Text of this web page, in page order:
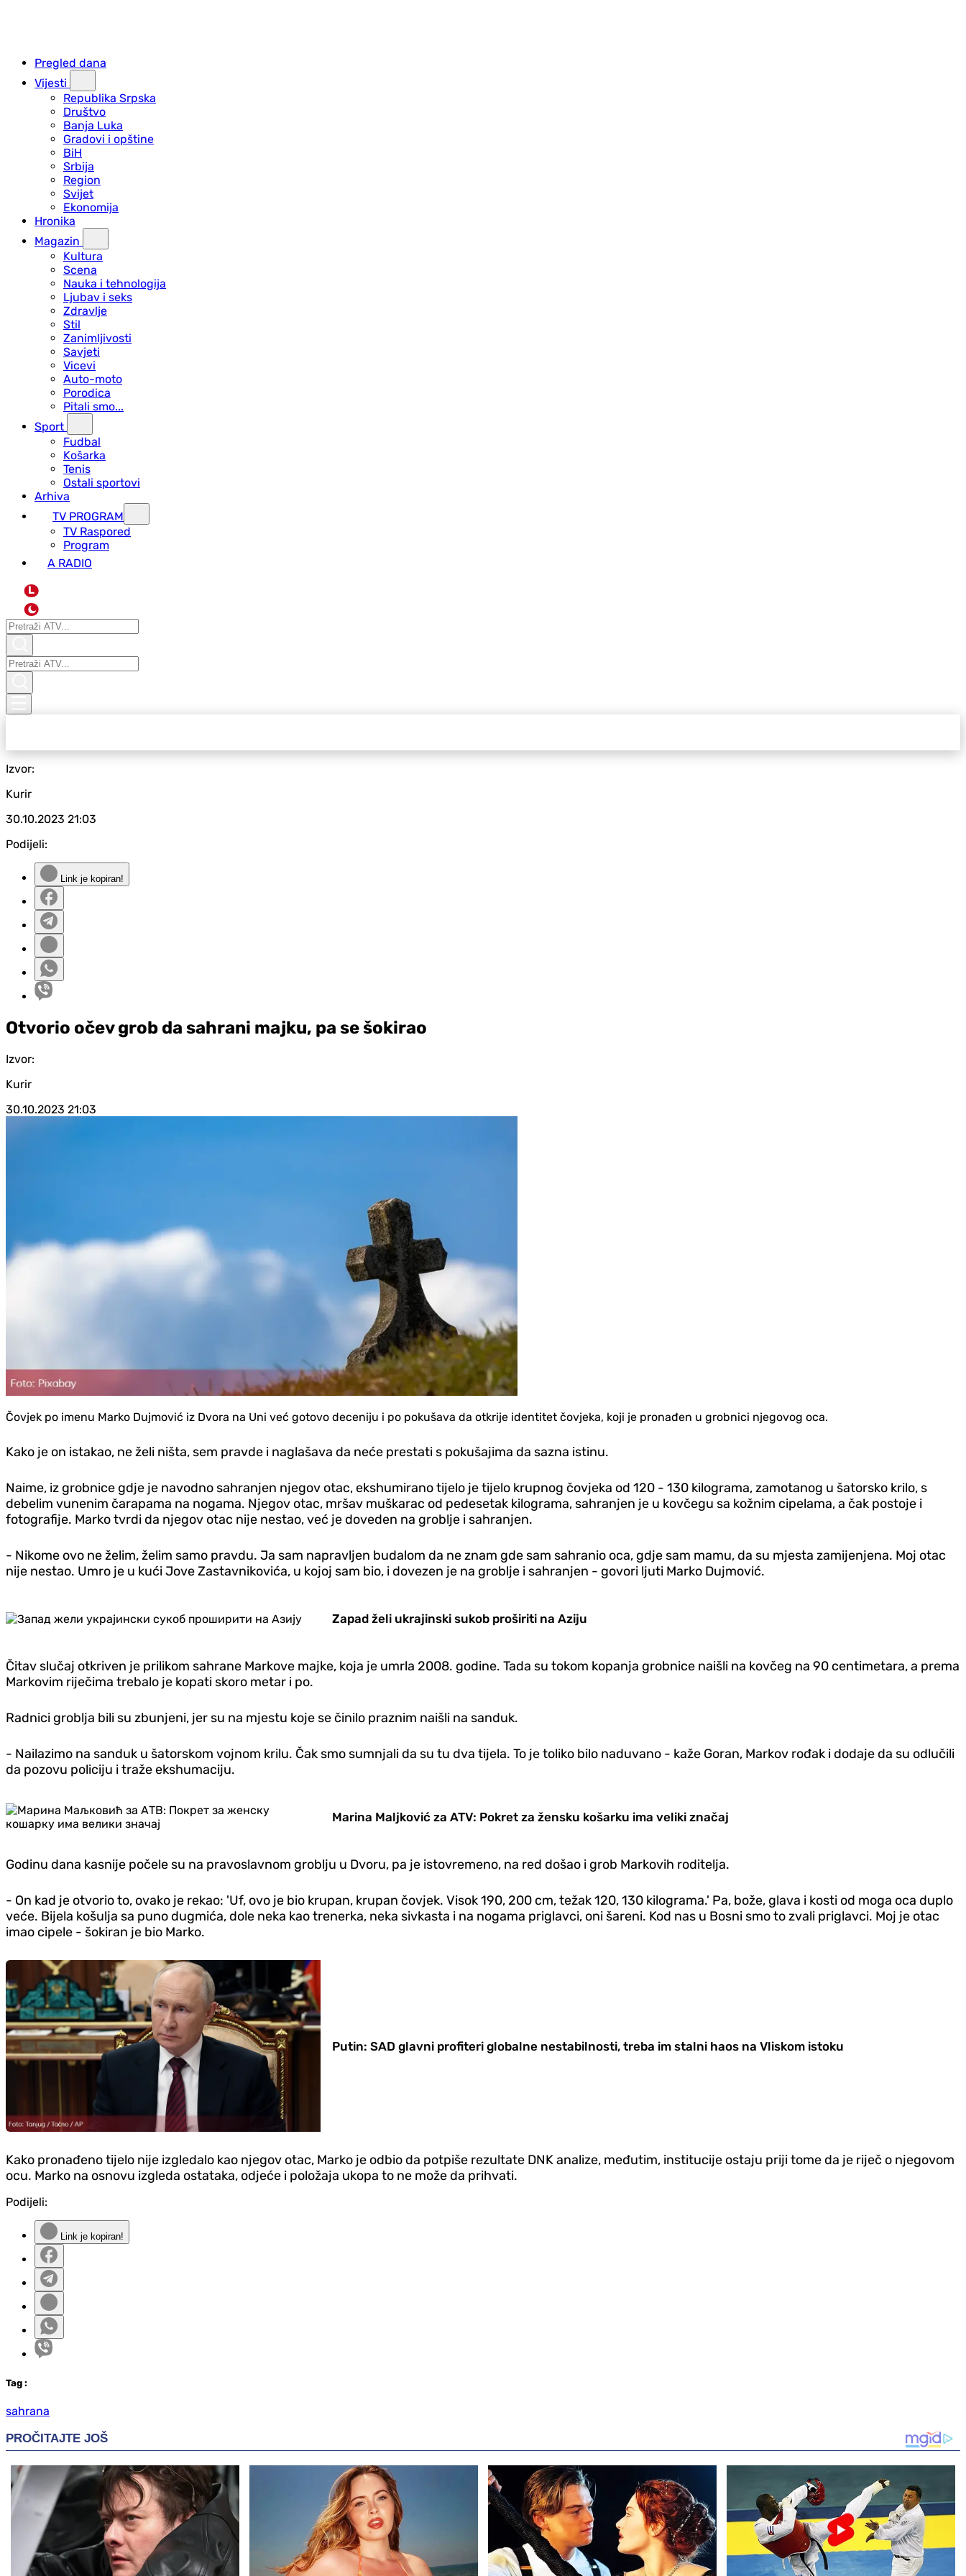
Pregled dana
Vijesti
Republika Srpska
Društvo
Banja Luka
Gradovi i opštine
BiH
Srbija
Region
Svijet
Ekonomija
Hronika
Magazin
Kultura
Scena
Nauka i tehnologija
Ljubav i seks
Zdravlje
Stil
Zanimljivosti
Savjeti
Vicevi
Auto-moto
Porodica
Pitali smo...
Sport
Fudbal
Košarka
Tenis
Ostali sportovi
Arhiva
TV PROGRAM
ТV Raspored
Program
A RADIO
L
Izvor:
Kurir
30.10.2023 21:03
Podijeli:
Link je kopiran!
Otvorio očev grob da sahrani majku, pa se šokirao
Izvor:
Kurir
30.10.2023 21:03
Čovjek po imenu Marko Dujmović iz Dvora na Uni već gotovo deceniju i po pokušava da otkrije identitet čovjeka, koji je pronađen u grobnici njegovog oca.
Kako je on istakao, ne želi ništa, sem pravde i naglašava da neće prestati s pokušajima da sazna istinu.
Naime, iz grobnice gdje je navodno sahranjen njegov otac, ekshumirano tijelo je tijelo krupnog čovjeka od 120 - 130 kilograma, zamotanog u šatorsko krilo, s
debelim vunenim čarapama na nogama. Njegov otac, mršav muškarac od pedesetak kilograma, sahranjen je u kovčegu sa kožnim cipelama, a čak postoje i
fotografije. Marko tvrdi da njegov otac nije nestao, već je doveden na groblje i sahranjen.
- Nikome ovo ne želim, želim samo pravdu. Ja sam napravljen budalom da ne znam gde sam sahranio oca, gdje sam mamu, da su mjesta zamijenjena. Moj otac
nije nestao. Umro je u kući Jove Zastavnikovića, u kojoj sam bio, i dovezen je na groblje i sahranjen - govori ljuti Marko Dujmović.
Zapad želi ukrajinski sukob proširiti na Aziju
Čitav slučaj otkriven je prilikom sahrane Markove majke, koja je umrla 2008. godine. Tada su tokom kopanja grobnice naišli na kovčeg na 90 centimetara, a prema
Markovim riječima trebalo je kopati skoro metar i po.
Radnici groblja bili su zbunjeni, jer su na mjestu koje se činilo praznim naišli na sanduk.
- Nailazimo na sanduk u šatorskom vojnom krilu. Čak smo sumnjali da su tu dva tijela. To je toliko bilo naduvano - kaže Goran, Markov rođak i dodaje da su odlučili
da pozovu policiju i traže ekshumaciju.
Marina Maljković za ATV: Pokret za žensku košarku ima veliki značaj
Godinu dana kasnije počele su na pravoslavnom groblju u Dvoru, pa je istovremeno, na red došao i grob Markovih roditelja.
- On kad je otvorio to, ovako je rekao: 'Uf, ovo je bio krupan, krupan čovjek. Visok 190, 200 cm, težak 120, 130 kilograma.' Pa, bože, glava i kosti od moga oca duplo
veće. Bijela košulja sa puno dugmića, dole neka kao trenerka, neka sivkasta i na nogama priglavci, oni šareni. Kod nas u Bosni smo to zvali priglavci. Moj je otac
imao cipele - šokiran je bio Marko.
Putin: SAD glavni profiteri globalne nestabilnosti, treba im stalni haos na Vliskom istoku
Kako pronađeno tijelo nije izgledalo kao njegov otac, Marko je odbio da potpiše rezultate DNK analize, međutim, institucije ostaju priji tome da je riječ o njegovom
ocu. Marko na osnovu izgleda ostataka, odjeće i položaja ukopa to ne može da prihvati.
Podijeli:
Link je kopiran!
Tag :
sahrana